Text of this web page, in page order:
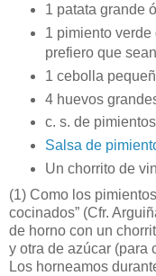
1 patata grande
1 pimiento
prefiero que
1 cebolla
4 huevos
c. s. de
Salsa de
Un chorrito de
(1) Como los
cocinados” (Cfr.
de horno con un
y otra de azúcar (para
Los horneamos